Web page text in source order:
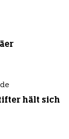
hält sich